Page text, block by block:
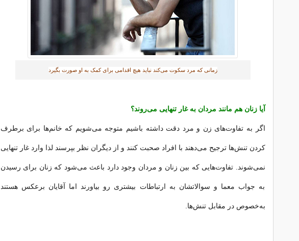
زمانی که مرد سکوت می‌کند نباید هیچ اقدامی برای کمک به او صورت بگیرد‎
آیا زنان هم مانند مردان به غار تنهایی می‌روند؟
اگر به تفاوت‌های زن و مرد دقت داشته باشیم متوجه می‌شویم که خانم‌ها برای برطرف
کردن تنش‌ها ترجیح می‌دهند با افراد صحبت کنند و از دیگران نظر بپرسند لذا وارد غار تنهایی
نمی‌شوند. تفاوت‌هایی که بین زنان و مردان وجود دارد باعث می‌شود که زنان برای رسیدن
به جواب معما و سوالاتشان به ارتباطات بیشتری رو بیاورند اما آقایان برعکس هستند
به‌خصوص در مقابل تنش‌ها.